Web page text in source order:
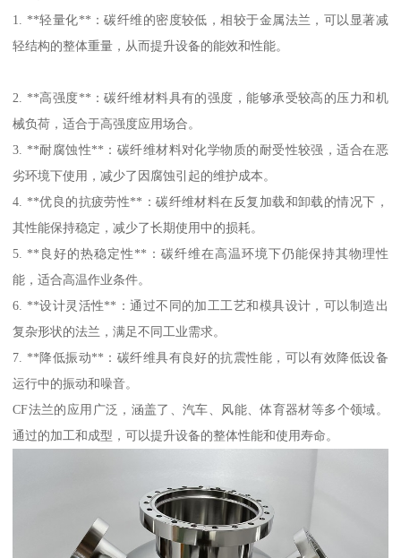
1. **轻量化**：碳纤维的密度较低，相较于金属法兰，可以显著减
轻结构的整体重量，从而提升设备的能效和性能。
2. **高强度**：碳纤维材料具有的强度，能够承受较高的压力和机
械负荷，适合于高强度应用场合。
3. **耐腐蚀性**：碳纤维材料对化学物质的耐受性较强，适合在恶
劣环境下使用，减少了因腐蚀引起的维护成本。
4. **优良的抗疲劳性**：碳纤维材料在反复加载和卸载的情况下，
其性能保持稳定，减少了长期使用中的损耗。
5. **良好的热稳定性**：碳纤维在高温环境下仍能保持其物理性
能，适合高温作业条件。
6. **设计灵活性**：通过不同的加工工艺和模具设计，可以制造出
复杂形状的法兰，满足不同工业需求。
7. **降低振动**：碳纤维具有良好的抗震性能，可以有效降低设备
运行中的振动和噪音。
CF法兰的应用广泛，涵盖了、汽车、风能、体育器材等多个领域。
通过的加工和成型，可以提升设备的整体性能和使用寿命。